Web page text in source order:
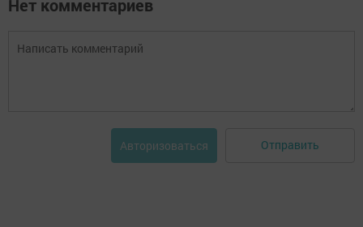
Нет комментариев
Авторизоваться Отправить